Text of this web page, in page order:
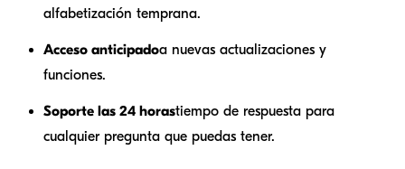
alfabetización temprana.
Acceso anticipadoa nuevas actualizaciones y
funciones.
Soporte las 24 horastiempo de respuesta para
cualquier pregunta que puedas tener.